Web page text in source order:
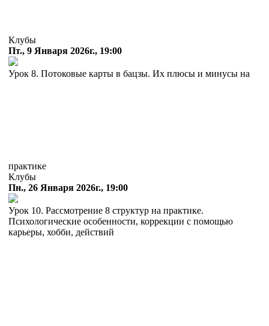
Клубы
Пт., 9 Января 2026г., 19:00
Урок 8. Потоковые карты в бацзы. Их плюсы и минусы на
практике
Клубы
Пн., 26 Января 2026г., 19:00
Урок 10. Рассмотрение 8 структур на практике.
Психологические особенности, коррекции с помощью
карьеры, хобби, действий